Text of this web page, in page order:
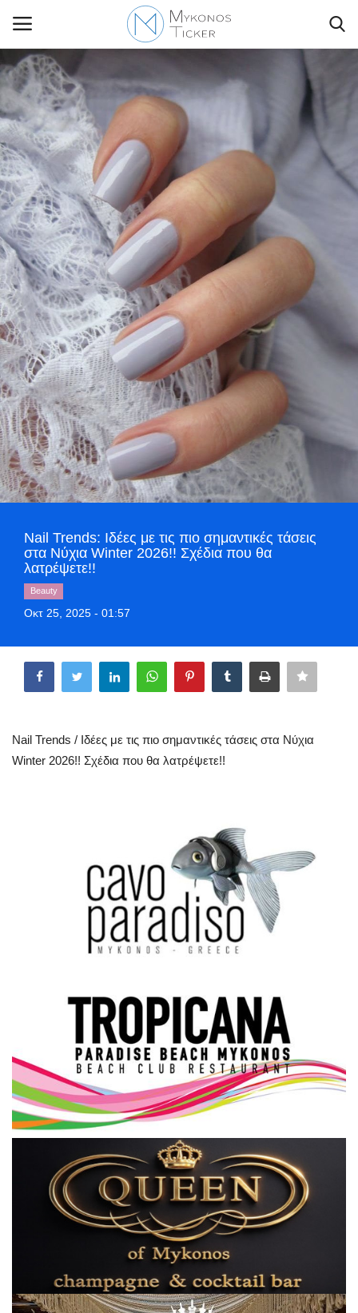
Contact Us
Politique
Business
Travel
World
Style Adorés
Greece
Entertainment
Arts & Culture
Mykonos
Mykonos Ticker TV
Sport
Sustainability
Science & Tech
Cost Of Living Crisis
Opinion + Analysis
L’Art des Sens
Local Elections 2023
About
Elections 2023
Ελληνικά English
Nail Trends: Ιδέες με τις πιο σημαντικές τάσεις
στα Νύχια Winter 2026!! Σχέδια που θα
λατρέψετε!!
Beauty
Οκτ 25, 2025 - 01:57
Nail Trends / Ιδέες με τις πιο σημαντικές τάσεις στα Νύχια
Winter 2026!! Σχέδια που θα λατρέψετε!!